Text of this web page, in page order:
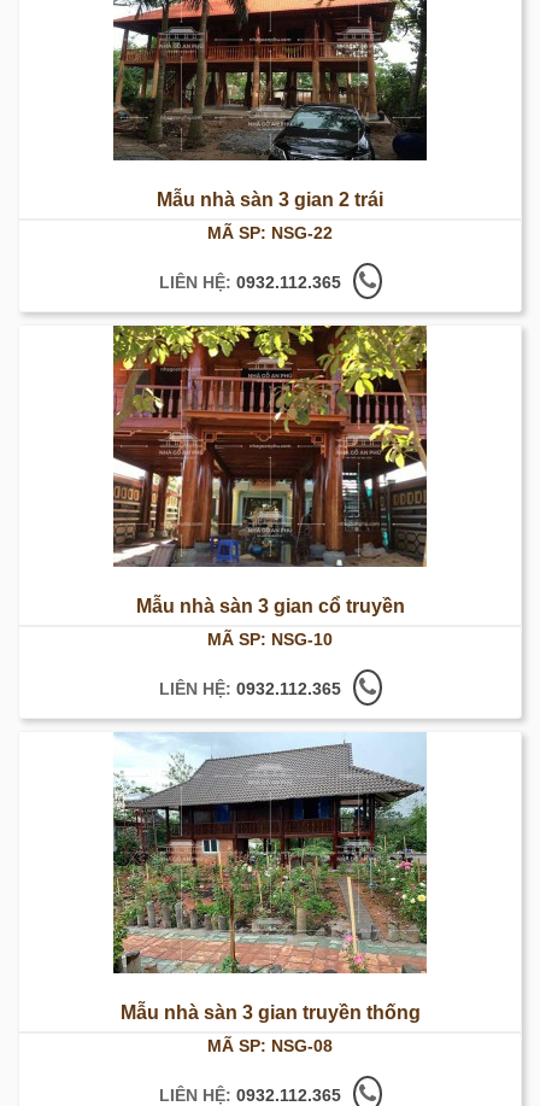
Mẫu nhà sàn 3 gian 2 trái
MÃ SP: NSG-22
LIÊN HỆ: 0932.112.365
Mẫu nhà sàn 3 gian cổ truyền
MÃ SP: NSG-10
LIÊN HỆ: 0932.112.365
Mẫu nhà sàn 3 gian truyền thống
MÃ SP: NSG-08
LIÊN HỆ: 0932.112.365